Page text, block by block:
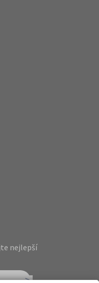
nejlepší